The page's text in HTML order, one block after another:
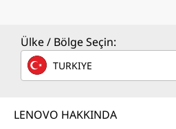
Ülke / Bölge Seçin:
TURKIYE
LENOVO HAKKINDA